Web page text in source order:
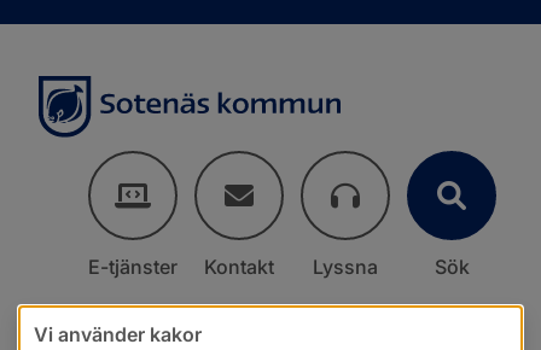
E-tjänster Kontakt Lyssna Sök
Vi använder kakor